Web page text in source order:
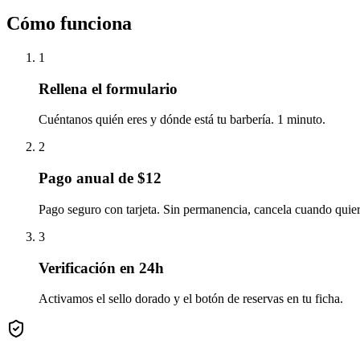
Cómo funciona
1
Rellena el formulario
Cuéntanos quién eres y dónde está tu barbería. 1 minuto.
2
Pago anual de $12
Pago seguro con tarjeta. Sin permanencia, cancela cuando
3
Verificación en 24h
Activamos el sello dorado y el botón de reservas en tu ficha.